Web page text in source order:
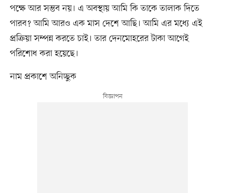
পক্ষে আর সম্ভব নয়। এ অবস্থায় আমি কি তাকে তালাক দিতে
পারব? আমি আরও এক মাস দেশে আছি। আমি এর মধ্যে এই
প্রক্রিয়া সম্পন্ন করতে চাই। তার দেনমোহরের টাকা আগেই
পরিশোধ করা হয়েছে।
নাম প্রকাশে অনিচ্ছুক